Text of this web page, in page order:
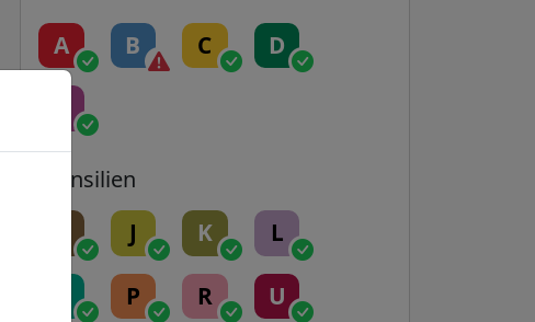
A B C D
Transilien
J K L
P R U